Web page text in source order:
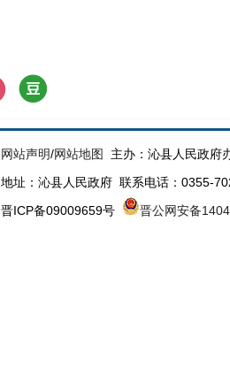
网站声明/网站地图
主办：沁县人民政府
地址：沁县人民政府 联系电话：0355-
晋ICP备09009659号
晋公网安备